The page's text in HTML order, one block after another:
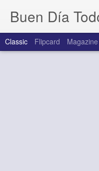
Buen Día
Classic Flipcard Magazine